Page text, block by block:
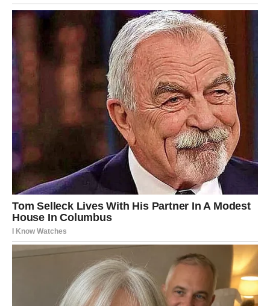
Nakon što ostavite da se ohladi, nastavite s rezanjem i
uživanjem u ukusnom kolaču s maslacem. Ova divna
poslastica savršeno se slaže sa šalicom čaja ili kave koja se
diže.
Evo nekoliko divnih načina za uživanje u kolaču s maslacem:
pospite ga laganim slojem šećera u prahu ili ga prelijte malom
šlagom. Za dodatni užitak, uparite ga sa slatkim svježim
bobičastim voćem ili izdašnom kuglicom baršunastog
sladoleda od vanilije.